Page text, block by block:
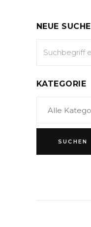
NEUE SUCHE
KATEGORIE